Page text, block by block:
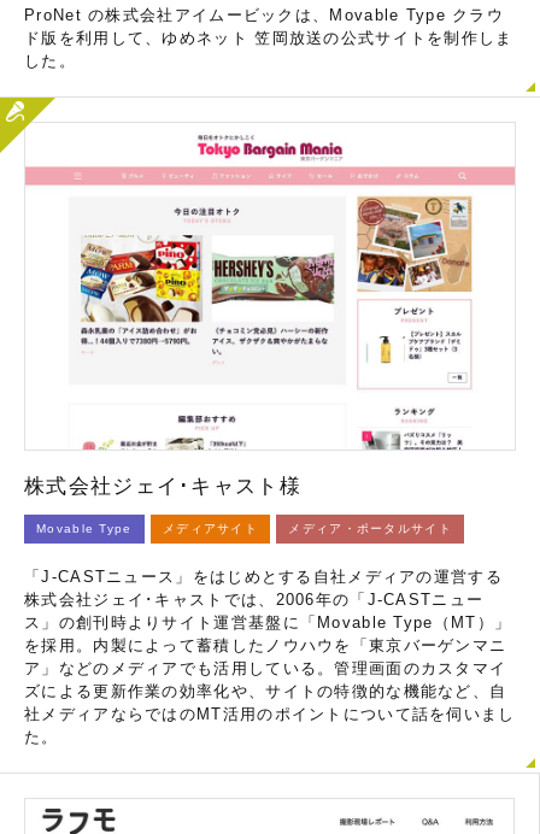
ProNet の株式会社アイムービックは、Movable Type クラウ
ド版を利用して、ゆめネット 笠岡放送の公式サイトを制作しま
した。
株式会社ジェイ･キャスト様
Movable Type メディアサイト メディア・ポータルサイト
「J-CASTニュース」をはじめとする自社メディアの運営する
株式会社ジェイ･キャストでは、2006年の「J-CASTニュー
ス」の創刊時よりサイト運営基盤に「Movable Type（MT）」
を採用。内製によって蓄積したノウハウを「東京バーゲンマニ
ア」などのメディアでも活用している。管理画面のカスタマイ
ズによる更新作業の効率化や、サイトの特徴的な機能など、自
社メディアならではのMT活用のポイントについて話を伺いまし
た。